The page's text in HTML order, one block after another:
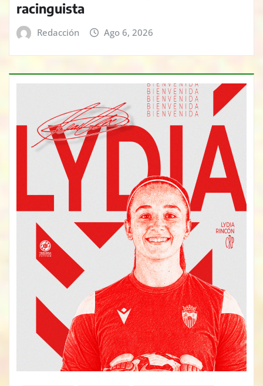
racinguista
Redacción Ago 6, 2026